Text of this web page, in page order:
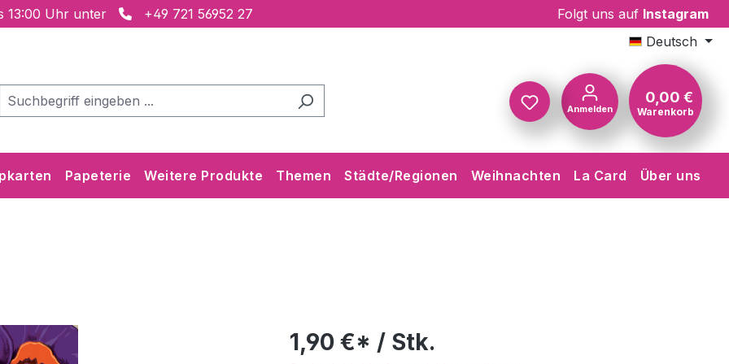
13:00 Uhr unter +49 721 56952 27 Folgt uns auf Instagram
Deutsch
Anmelden
0,00 €
Warenkorb
Papeterie Weitere Produkte Themen Städte/Regionen Weihnachten La Card Über uns
1,90 €* / Stk.